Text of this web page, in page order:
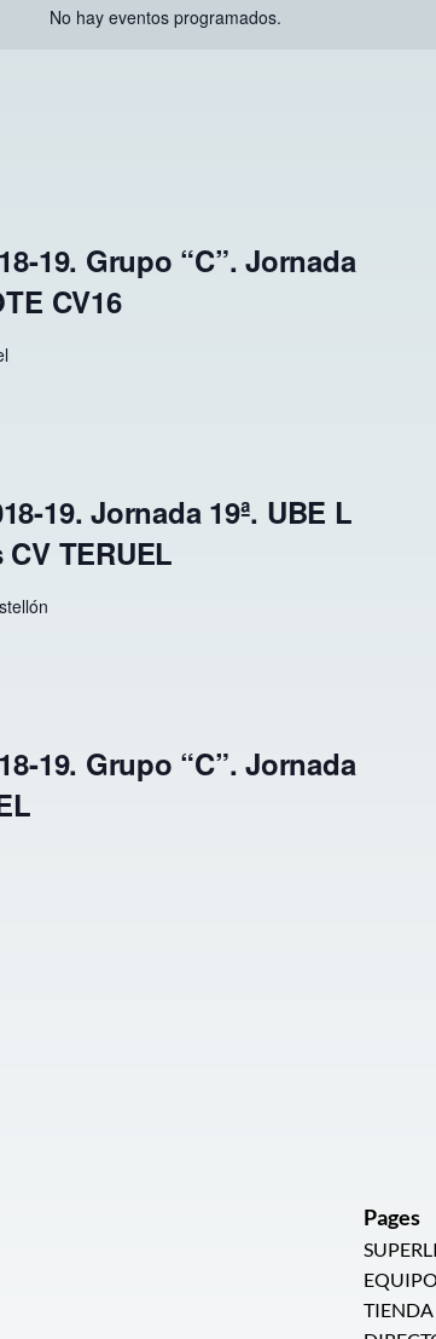
No hay eventos programados.
19. Grupo “C”. Jornada
CV16
19. Jornada 19ª. UBE L
TERUEL
19. Grupo “C”. Jornada
Pages
TIENDA